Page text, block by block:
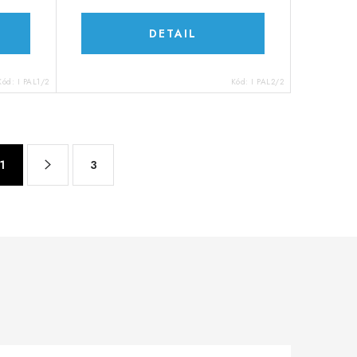
I PAL1/2
DETAIL
Kód: I PAL2/2
1 3